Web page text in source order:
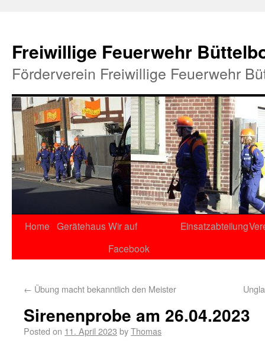
Freiwillige Feuerwehr
Förderverein Freiwillige Feuerwehr
Home Gerätehaus Wir auf
Facebook
Einsatzabteilung
← Übung macht bekanntlich den Meister
Sirenenprobe am 26.04.2023
Posted on 11. April 2023 byThomas